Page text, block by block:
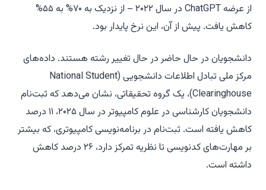
از عرضه ChatGPT در سال ۲۰۲۲ – از نزدیک به ۷۰% به ۵۵%
کاهش یافت. پیش از آن، این نرخ پایدار بود.
دانشجویان در حال حاضر در حال تغییر رشته هستند. داده‌های
مرکز ملی تبادل اطلاعات دانشجویی (National Student
Clearinghouse)، یک گروه تحقیقاتی، نشان می‌دهد که ثبت‌نام
دانشجویان کارشناسی در علوم کامپیوتر در سال ۲۰۲۵، ۱۱ درصد
کاهش یافته است. ثبت‌نام در برنامه‌نویسی کامپیوتری، که بیشتر
بر مهارت‌های کدنویسی تا نظریه تمرکز دارد، ۲۶ درصد کاهش
داشته است.